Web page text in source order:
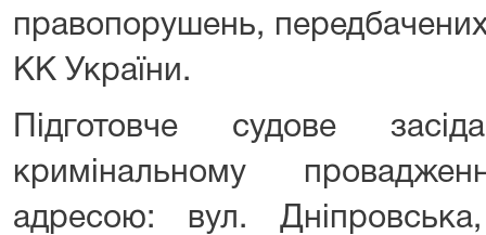
правопорушень,
КК України.
Підготовче судове
кримінальному
адресою: вул.